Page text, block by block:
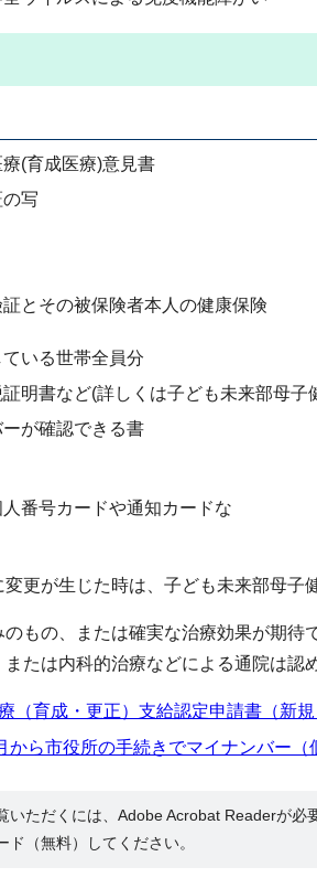
(育成医療)意見書
写
診児が
とその被保険者本人の健康保険
国民健
いる世帯全員分
明書など(詳しくは子ども未来部母子
が確認できる書
児および同じ
番号カードや通知カードな
更が生じた時は、子ども未来部母子
もの、または確実な治療効果が期待
たは内科的治療などによる通院は認
（育成・更正）支給認定申請書（新
から市役所の手続きでマイナンバー（
いただくには、Adobe Acrobat Readerが必
ド（無料）してください。